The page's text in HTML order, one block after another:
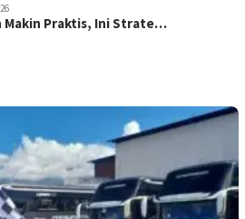
Makin Praktis, Ini Strate…